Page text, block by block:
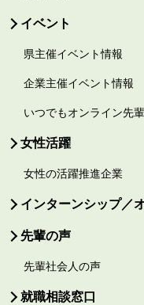
イベント
県主催イベント情報
企業主催イベント情報
いつでもオンライン先
女性活躍
女性の活躍推進企業
インターンシップ／
先輩の声
先輩社会人の声
就職相談窓口